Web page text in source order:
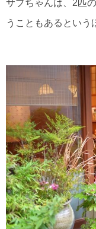
サブちゃんは、2匹
うこともあるという